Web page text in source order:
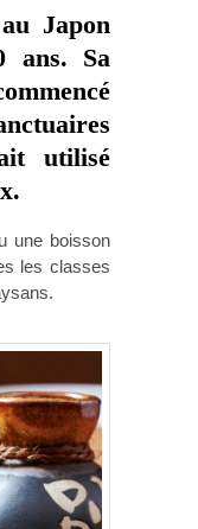
Japon
ans. Sa
utilisé
une boisson
les classes